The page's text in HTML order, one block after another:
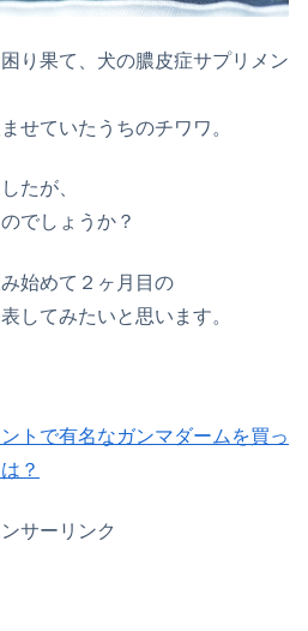
り果て、犬の膿皮症サプリメン
せていたうちのチワワ。
たが、
でしょうか？
始めて２ヶ月目の
してみたいと思います。
トで有名なガンマダームを買っ
？
サーリンク